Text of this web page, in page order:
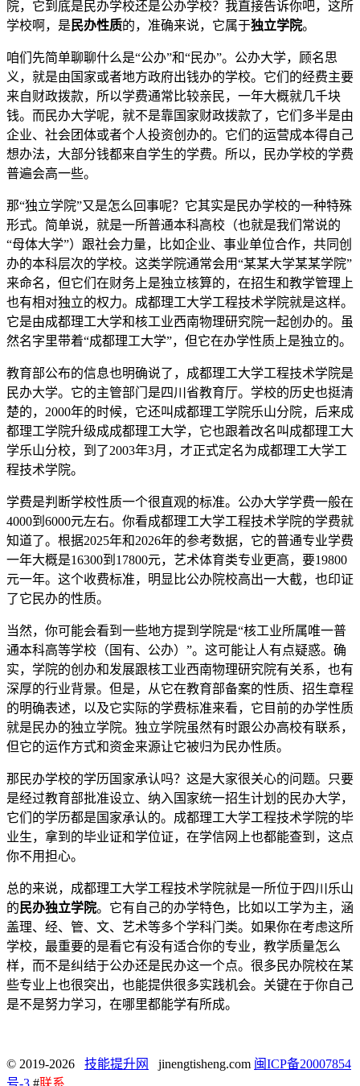
院，它到底是民办学校还是公办学校？我直接告诉你吧，这所
学校啊，是 民办性质的，准确来说，它属于独立学院。
咱们先简单聊聊什么是“公办”和“民办”。公办大学，顾名思
义，就是由国家或者地方政府出钱办的学校。它们的经费主要
来自财政拨款，所以学费通常比较亲民，一年大概就几千块
钱。而民办大学呢，就不是靠国家财政拨款了，它们多半是由
企业、社会团体或者个人投资创办的。它们的运营成本得自己
想办法，大部分钱都来自学生的学费。所以，民办学校的学费
普遍会高一些。
那“独立学院”又是怎么回事呢？它其实是民办学校的一种特殊
形式。简单说，就是一所普通本科高校（也就是我们常说的
“母体大学”）跟社会力量，比如企业、事业单位合作，共同创
办的本科层次的学校。这类学院通常会用“某某大学某某学院”
来命名，但它们在财务上是独立核算的，在招生和教学管理上
也有相对独立的权力。成都理工大学工程技术学院就是这样。
它是由成都理工大学和核工业西南物理研究院一起创办的。虽
然名字里带着“成都理工大学”，但它在办学性质上是独立的。
教育部公布的信息也明确说了，成都理工大学工程技术学院是
民办大学。它的主管部门是四川省教育厅。学校的历史也挺清
楚的，2000年的时候，它还叫成都理工学院乐山分院，后来成
都理工学院升级成成都理工大学，它也跟着改名叫成都理工大
学乐山分校，到了2003年3月，才正式定名为成都理工大学工
程技术学院。
学费是判断学校性质一个很直观的标准。公办大学学费一般在
4000到6000元左右。你看成都理工大学工程技术学院的学费就
知道了。根据2025年和2026年的参考数据，它的普通专业学费
一年大概是16300到17800元，艺术体育类专业更高，要19800
元一年。这个收费标准，明显比公办院校高出一大截，也印证
了它民办的性质。
当然，你可能会看到一些地方提到学院是“核工业所属唯一普
通本科高等学校（国有、公办）”。这可能让人有点疑惑。确
实，学院的创办和发展跟核工业西南物理研究院有关系，也有
深厚的行业背景。但是，从它在教育部备案的性质、招生章程
的明确表述，以及它实际的学费标准来看，它目前的办学性质
就是民办的独立学院。独立学院虽然有时跟公办高校有联系，
但它的运作方式和资金来源让它被归为民办性质。
那民办学校的学历国家承认吗？这是大家很关心的问题。只要
是经过教育部批准设立、纳入国家统一招生计划的民办大学，
它们的学历都是国家承认的。成都理工大学工程技术学院的毕
业生，拿到的毕业证和学位证，在学信网上也都能查到，这点
你不用担心。
总的来说，成都理工大学工程技术学院就是一所位于四川乐山
的 民办独立学院。它有自己的办学特色，比如以工学为主，涵
盖理、经、管、文、艺术等多个学科门类。如果你在考虑这所
学校，最重要的是看它有没有适合你的专业，教学质量怎么
样，而不是纠结于公办还是民办这一个点。很多民办院校在某
些专业上也很突出，也能提供很多实践机会。关键在于你自己
是不是努力学习，在哪里都能学有所成。
© 2019-2026 技能提升网 jinengtisheng.com 闽ICP备20007854
号-3 #联系